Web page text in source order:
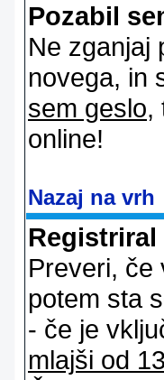
Pozabil
Ne zganjaj
novega, in
sem geslo,
online!
Nazaj na vrh
Preveri, če
potem sta
- če je
mlajši od